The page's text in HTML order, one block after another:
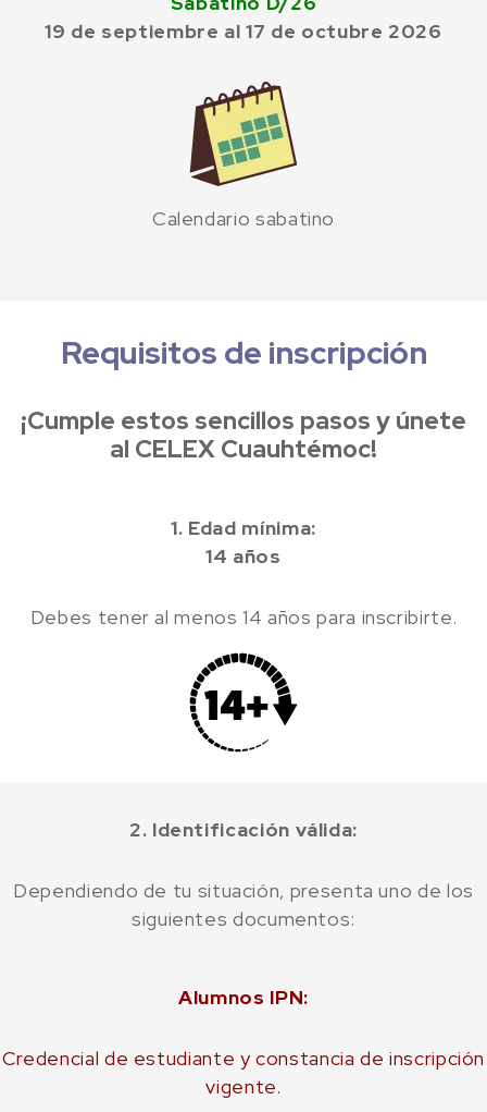
19 de septiembre al 17 de octubre 2026
Calendario sabatino
Requisitos de inscripción
¡Cumple estos sencillos pasos y únete
al CELEX Cuauhtémoc!
1. Edad mínima:
14 años
Debes tener al menos 14 años para inscribirte.
2. Identificación válida:
Dependiendo de tu situación, presenta uno de los
siguientes documentos:
Alumnos IPN:
Credencial de estudiante y constancia de inscripción
vigente.